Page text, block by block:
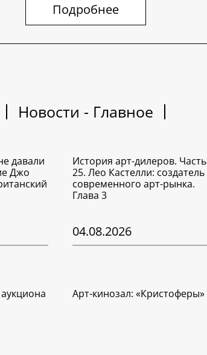
Подробнее
Новости - Главное
давали
Джо
История арт-дилеров. Часть
25. Лео Кастелли: создатель
современного арт-рынка.
Глава 3
04.08.2026
Арт-кинозал: «Кристоферы»